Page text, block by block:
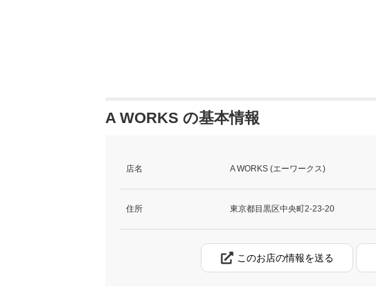
A WORKS の基本情報
店名 A WORKS (エーワークス)
住所 東京都目黒区中央町2-23-20
このお店の情報を送る